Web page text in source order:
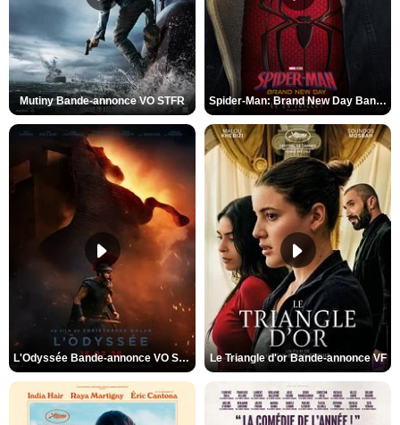
Mutiny Bande-annonce VO STFR Spider-Man: Brand New Day Bande-annonce VO STFR
L'Odyssée Bande-annonce VO STFR Le Triangle d'or Bande-annonce VF